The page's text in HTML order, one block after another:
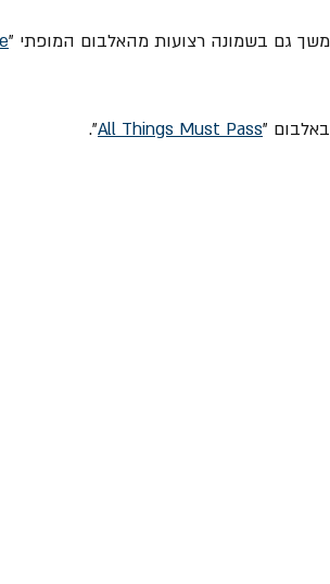
באלבום "All Things Must Pass
".